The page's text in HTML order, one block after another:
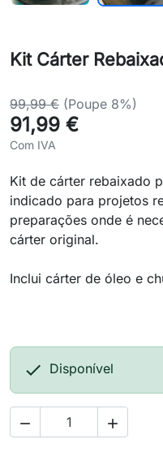
Kit Cárter
99,99 € (Poupe 8%)
91,99 €
Com IVA
Kit de cárter rebaixado
indicado para projetos
preparações onde é
cárter original.
Inclui cárter de óleo e
 Disponível
 